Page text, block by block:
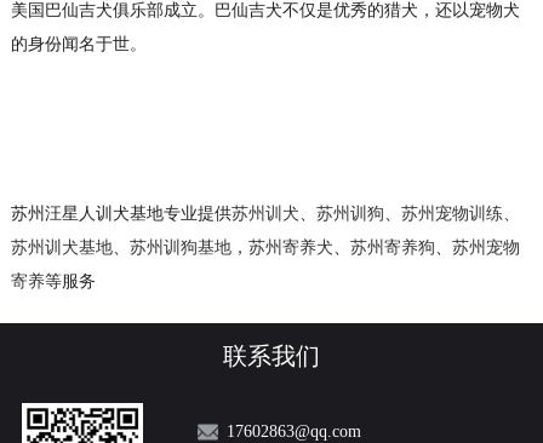
美国巴仙吉犬俱乐部成立。巴仙吉犬不仅是优秀的猎犬，还以宠物犬
的身份闻名于世。
苏州汪星人训犬基地专业提供苏州训犬、 苏州训狗、 苏州宠物训练、
苏州训犬基地、 苏州训狗基地， 苏州寄养犬、 苏州寄养狗、 苏州宠物
寄养等服务
联系我们
17602863@qq.com